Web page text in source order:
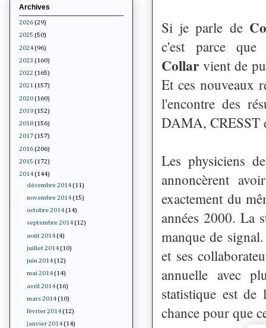
Si je parle de
c'est parce
Collar vient de
Et ces nouveaux
l'encontre des
DAMA, CRESST
Les physiciens
annoncèrent
exactement du
années 2000. La
manque de
et ses
annuelle avec
statistique est
chance pour que
Archives
2026 (29)
2025 (50)
2024 (96)
2023 (160)
2022 (165)
2021 (157)
2020 (160)
2019 (152)
2018 (156)
2017 (157)
2016 (206)
2015 (172)
2014 (144)
décembre 2014 (11)
novembre 2014 (15)
octobre 2014 (14)
septembre 2014 (12)
août 2014 (4)
juillet 2014 (10)
juin 2014 (12)
mai 2014 (14)
avril 2014 (16)
mars 2014 (10)
février 2014 (12)
janvier 2014 (14)